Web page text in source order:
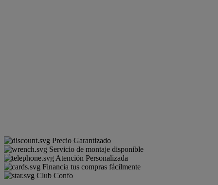
Precio Garantizado
Servicio de montaje disponible
Atención Personalizada
Financia tus compras fácilmente
Club Confo